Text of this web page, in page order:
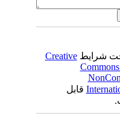
شرایطCreative
قابل